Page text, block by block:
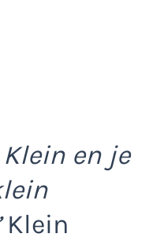
en je
Klein